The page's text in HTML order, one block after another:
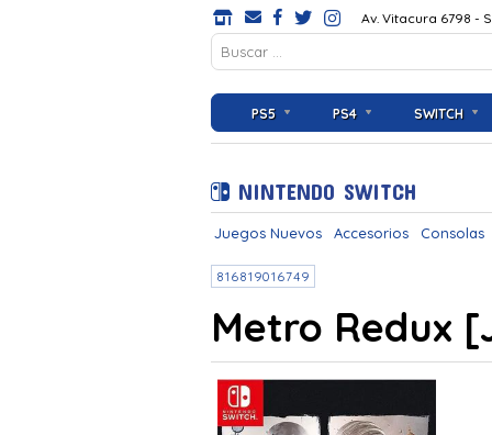
Av. Vitacura 6798 -
PS5 PS4 SWITCH
NINTENDO SWITCH
Juegos Nuevos Accesorios Consolas
816819016749
Metro Redux